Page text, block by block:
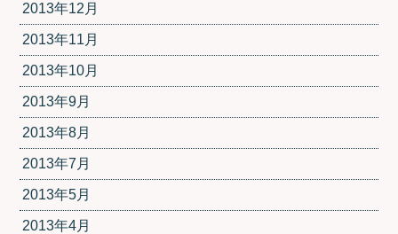
2013年12月
2013年11月
2013年10月
2013年9月
2013年8月
2013年7月
2013年5月
2013年4月